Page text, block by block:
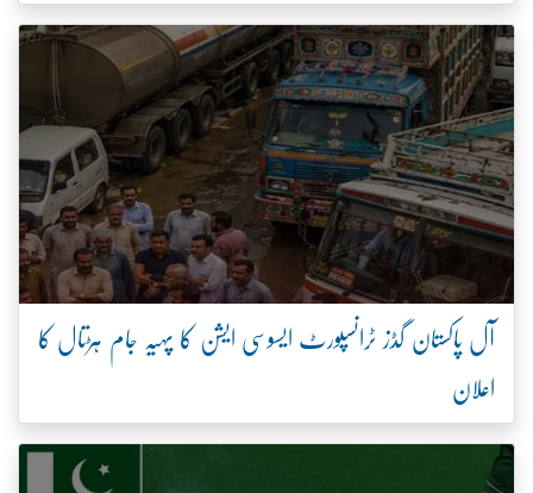
آل پاکستان گڈز ٹرانسپورٹ ایسوسی ایشن کا پہیہ جام ہڑتال کا
اعلان